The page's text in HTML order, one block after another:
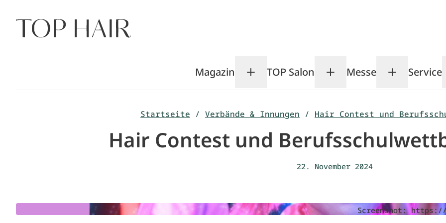
Inhalt
springen
Magazin Toggle Magazin submenu
TOP Salon Toggle TOP Salon
Messe ToggleService
Startseite / Verbände & Innungen / Hair Contest und
Hair Contest und
22. November 2024
Screenshot: https://